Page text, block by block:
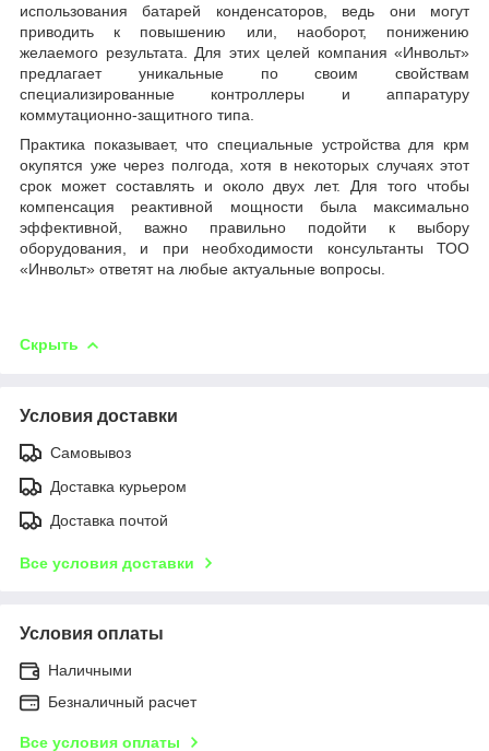
использования батарей конденсаторов, ведь они могут
приводить к повышению или, наоборот, понижению
желаемого результата. Для этих целей компания «Инвольт»
предлагает уникальные по своим свойствам
специализированные контроллеры и аппаратуру
коммутационно-защитного типа.
Практика показывает, что специальные устройства для крм
окупятся уже через полгода, хотя в некоторых случаях этот
срок может составлять и около двух лет. Для того чтобы
компенсация реактивной мощности была максимально
эффективной, важно правильно подойти к выбору
оборудования, и при необходимости консультанты ТОО
«Инвольт» ответят на любые актуальные вопросы.
Скрыть
Условия доставки
Самовывоз
Доставка курьером
Доставка почтой
Все условия доставки
Условия оплаты
Наличными
Безналичный расчет
Все условия оплаты